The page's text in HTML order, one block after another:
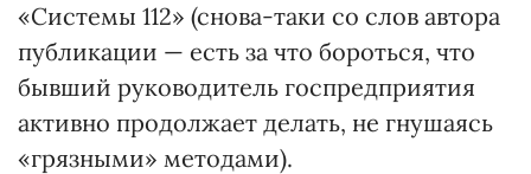
«Системы 112» (снова-таки со слов автора
публикации — есть за что бороться, что
бывший руководитель госпредприятия
активно продолжает делать, не гнушаясь
«грязными» методами).